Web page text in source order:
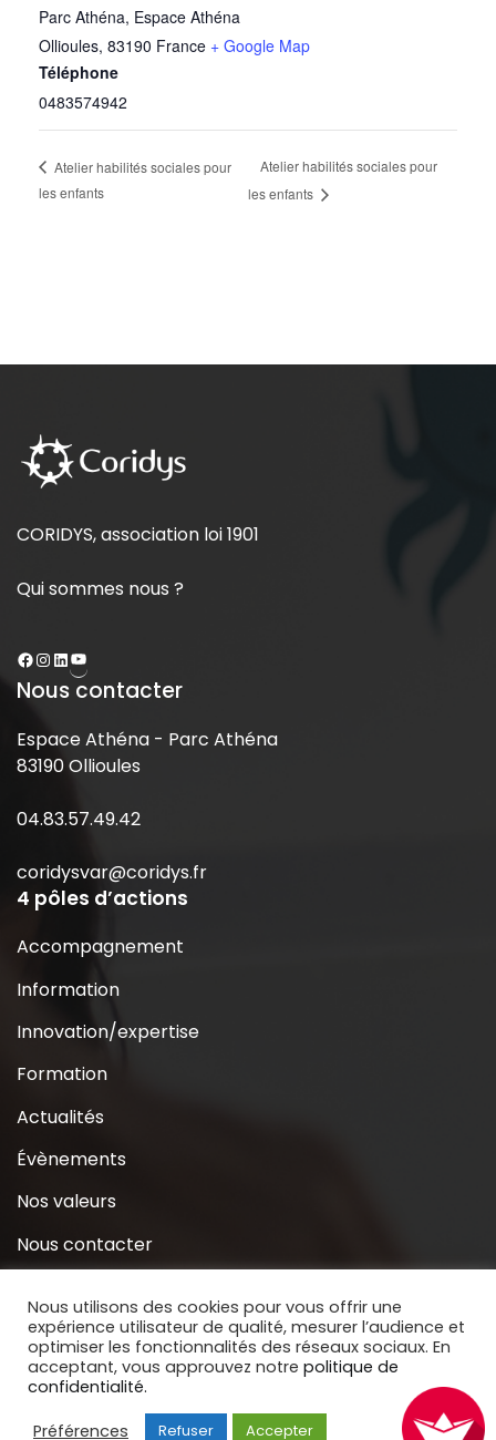
Parc Athéna, Espace Athéna
Ollioules, 83190 France + Google Map
Téléphone
0483574942
Atelier habilités sociales pour
les enfants
Atelier habilités sociales pour
les enfants
CORIDYS, association loi 1901
Qui sommes nous ?
Nous contacter
Espace Athéna - Parc Athéna
83190 Ollioules
04.83.57.49.42
coridysvar@coridys.fr
4 pôles d’actions
Accompagnement
Information
Innovation/expertise
Formation
Actualités
Évènements
Nos valeurs
Nous contacter
S’inscrire à la Newsletter
Nous soutenir
Nous utilisons des cookies pour vous offrir une
expérience utilisateur de qualité, mesurer l’audience et
optimiser les fonctionnalités des réseaux sociaux. En
acceptant, vous approuvez notre politique de
confidentialité.
Préférences
Refuser Accepter